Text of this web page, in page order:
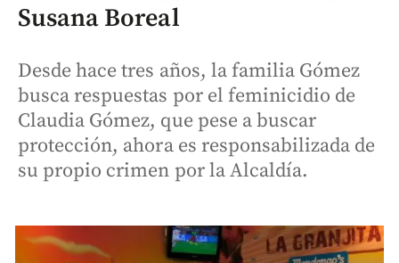
Susana Boreal
Desde hace tres años, la familia Gómez
busca respuestas por el feminicidio de
Claudia Gómez, que pese a buscar
protección, ahora es responsabilizada de
su propio crimen por la Alcaldía.